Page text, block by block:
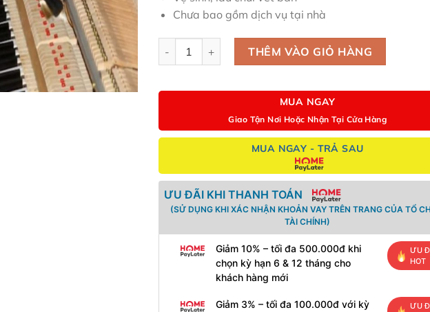
Chưa bao gồm dịch vụ tại nhà
HÚT BỤI VỆ SINH ĐÀN ĐIỆN TỔNG THỂ số lượng
THÊM VÀO GIỎ HÀNG
MUA NGAY
Giao Tận Nơi Hoặc Nhận Tại Cửa Hàng
MUA NGAY - TRẢ SAU
ƯU ĐÃI KHI THANH TOÁN
(SỬ DỤNG KHI XÁC NHẬN KHOẢN VAY TRÊN TRANG CỦA TỔ
TÀI CHÍNH)
Giảm 10% – tối đa 500.000đ khi
chọn kỳ hạn 6 & 12 tháng cho
khách hàng mới
ƯU
HOT
Giảm 3% – tối đa 100.000đ với kỳ
ƯU